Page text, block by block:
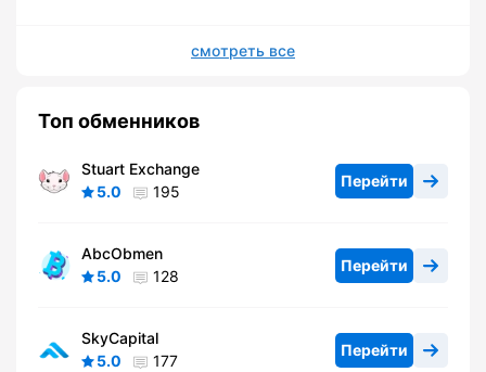
смотреть все
Топ обменников
Stuart Exchange
5.0
195
Перейти
AbcObmen
5.0
128
Перейти
SkyCapital
5.0
177
Перейти